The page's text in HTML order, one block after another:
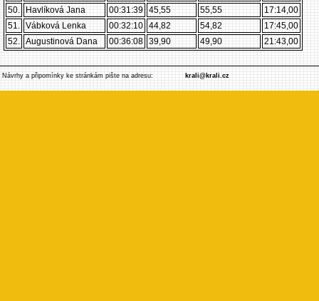
50.
Havlíková Jana 00:31:39 45,55 55,55
17:14,00
51. Vábková Lenka 00:32:10 44,82 54,82
17:45,00
52. Augustinová Dana 00:36:08 39,90 49,90 21:43,00
Návrhy a připomínky ke stránkám pište na adresu: krali@krali.cz